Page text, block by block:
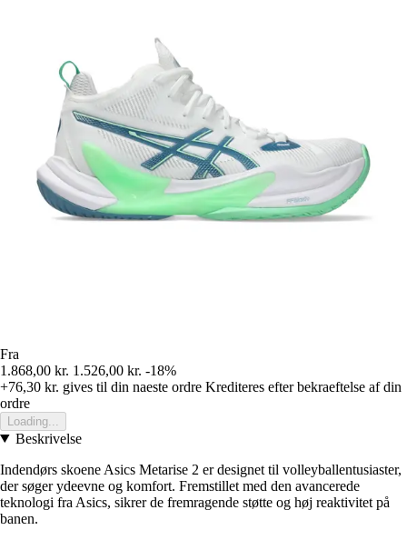
Fra
1.868,00 kr. 1.526,00 kr. -18%
+76,30 kr. gives til din naeste ordre Krediteres efter bekraeftelse af din
ordre
Loading...
Beskrivelse
Indendørs skoene Asics Metarise 2 er designet til volleyballentusiaster,
der søger ydeevne og komfort. Fremstillet med den avancerede
teknologi fra Asics, sikrer de fremragende støtte og høj reaktivitet på
banen.